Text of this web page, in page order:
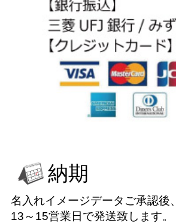
納期
名入れイメージデータご承認後、
13～15営業日で発送致します。